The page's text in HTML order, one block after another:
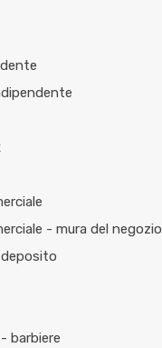
- mura del negozio
barbiere